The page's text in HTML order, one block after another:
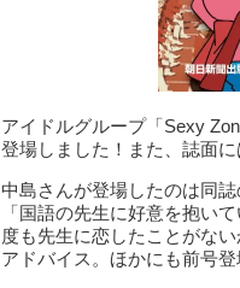
アイドルグループ「Sexy
登場しました！また、誌面
中島さんが登場したのは同
「国語の先生に好意を抱い
度も先生に恋したことがな
アドバイス。ほかにも前号